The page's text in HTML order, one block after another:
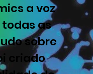
a voz
as
sobre
criado